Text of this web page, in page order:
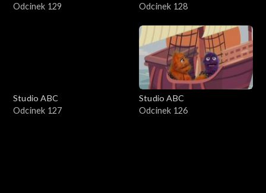
Odcinek 129
Odcinek 128
Studio ABC
Odcinek 127
Studio ABC
Odcinek 126